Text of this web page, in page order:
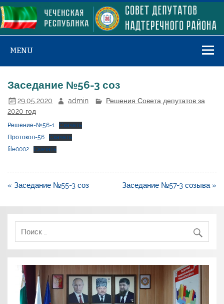
Skip
to
content
MENU
Заседание №56-3 соз
29.05.2020 admin
Решения Совета депутатов за
2020 год
Решение-№56-1
Скачать
Протокол-56
Скачать
file0002
Скачать
Навигация
записям
« Заседание №55-3 соз Заседание №57-3 созыва »